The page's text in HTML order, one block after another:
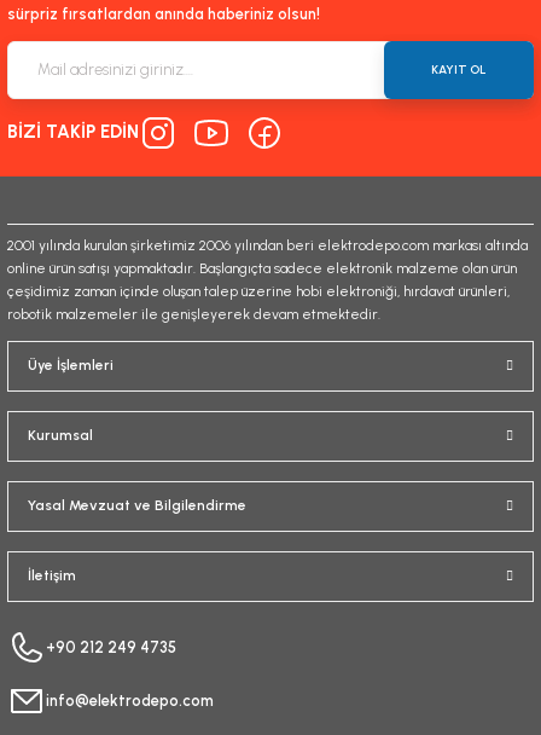
Ürün açıklamasında eksik bilgiler bulunuyor.
Ürün bilgilerinde hatalar bulunuyor.
Ürün fiyatı diğer sitelerden daha pahalı.
Gönder
sürpriz fırsatlardan anında haberiniz olsun!
KAYIT OL
BİZİ TAKİP EDİN
2001 yılında kurulan şirketimiz 2006 yılından beri elektrodepo.com markası altında
online ürün satışı yapmaktadır. Başlangıçta sadece elektronik malzeme olan ürün
çeşidimiz zaman içinde oluşan talep üzerine hobi elektroniği, hırdavat ürünleri,
robotik malzemeler ile genişleyerek devam etmektedir.
Üye İşlemleri
Kurumsal
Yasal Mevzuat ve Bilgilendirme
İletişim
+90 212 249 4735
info@elektrodepo.com